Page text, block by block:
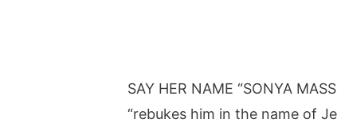
SAY HER NAME “SONYA
“rebukes him in the name of